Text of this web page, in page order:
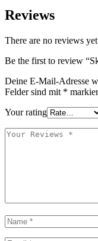
Reviews
There are no reviews
Be the first to review
Deine E-Mail-Adresse
Felder sind mit *
Your rating